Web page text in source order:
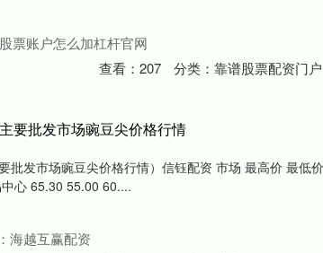
票账户怎么加杠杆官网
查看： 207 分类： 靠谱股票配资门户
要批发市场豌豆尖价格行情
批发市场豌豆尖价格行情）信钰配资 市场 最高价 最低价
心 65.30 55.00 60....
海越互赢配资